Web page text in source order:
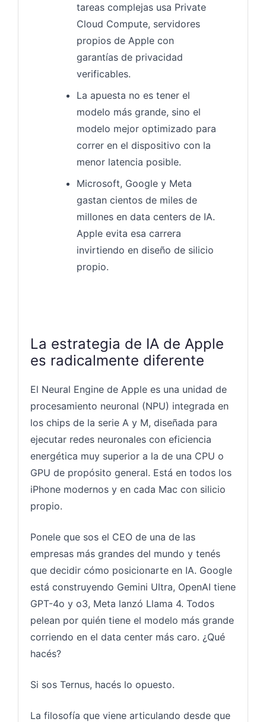
tareas complejas usa Private
Cloud Compute, servidores
propios de Apple con
garantías de privacidad
verificables.
La apuesta no es tener el
modelo más grande, sino el
modelo mejor optimizado para
correr en el dispositivo con la
menor latencia posible.
Microsoft, Google y Meta
gastan cientos de miles de
millones en data centers de IA.
Apple evita esa carrera
invirtiendo en diseño de silicio
propio.
La estrategia de IA de Apple
es radicalmente diferente
El Neural Engine de Apple es una unidad de
procesamiento neuronal (NPU) integrada en
los chips de la serie A y M, diseñada para
ejecutar redes neuronales con eficiencia
energética muy superior a la de una CPU o
GPU de propósito general. Está en todos los
iPhone modernos y en cada Mac con silicio
propio.
Ponele que sos el CEO de una de las
empresas más grandes del mundo y tenés
que decidir cómo posicionarte en IA. Google
está construyendo Gemini Ultra, OpenAI tiene
GPT-4o y o3, Meta lanzó Llama 4. Todos
pelean por quién tiene el modelo más grande
corriendo en el data center más caro. ¿Qué
hacés?
Si sos Ternus, hacés lo opuesto.
La filosofía que viene articulando desde que